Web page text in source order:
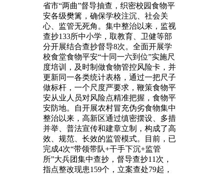
省市“两曲”督导抽查，织密校园食物平
安各级樊篱，确保学校注沉、社会关
心、监管无死角。集中整治以来，监视
查抄133所中小学，取教育、卫健等部
分开展结合查抄督导8次。全面开展学
校食堂食物平安“十同一六到位”实施尺
度培训，及时制做食物管控风险卡，并
更新同一各类统计表格，通过一把尺子
做标杆，一个尺度严要求，鞭策食物平
安从业人员对风险点精准把握，食物平
安防地。自开展农村冒充伪劣食物集中
整治以来，高新区通过缜密摆设、多措
并举、普法宣传和建章立制，构成了高
效、规范、长效的监管模式。目前，已
完成4次“带领带队+干手下沉+监管
所”大兵团集中查抄，督导查抄11次，
指点整改现患159个，立案查处79起，